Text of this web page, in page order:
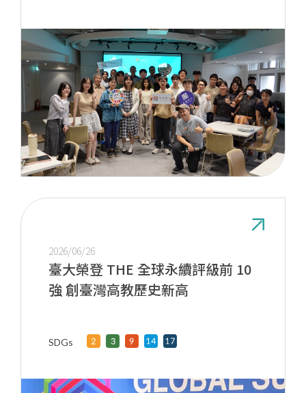
2026/06/26
臺大榮登 THE 全球永續評級前 10
強 創臺灣高教歷史新高
SDGs